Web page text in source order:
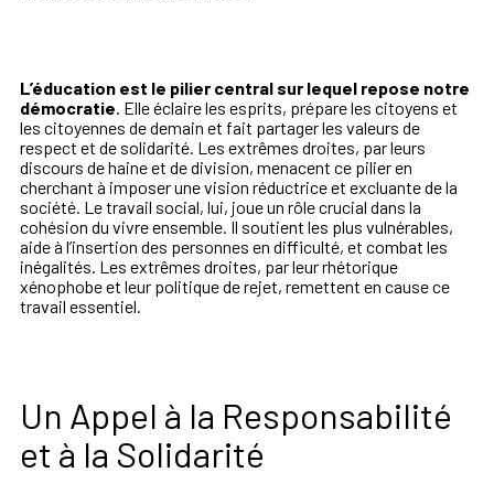
L’éducation est le pilier central sur lequel repose notre
démocratie . Elle éclaire les esprits, prépare les citoyens et
les citoyennes de demain et fait partager les valeurs de
respect et de solidarité. Les extrêmes droites, par leurs
discours de haine et de division, menacent ce pilier en
cherchant à imposer une vision réductrice et excluante de la
société. Le travail social, lui, joue un rôle crucial dans la
cohésion du vivre ensemble. Il soutient les plus vulnérables,
aide à l’insertion des personnes en difficulté, et combat les
inégalités. Les extrêmes droites, par leur rhétorique
xénophobe et leur politique de rejet, remettent en cause ce
travail essentiel.
Un Appel à la Responsabilité
et à la Solidarité